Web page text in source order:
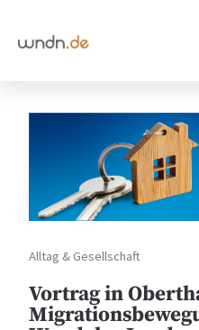
Alltag & Gesellschaft
Vortrag in